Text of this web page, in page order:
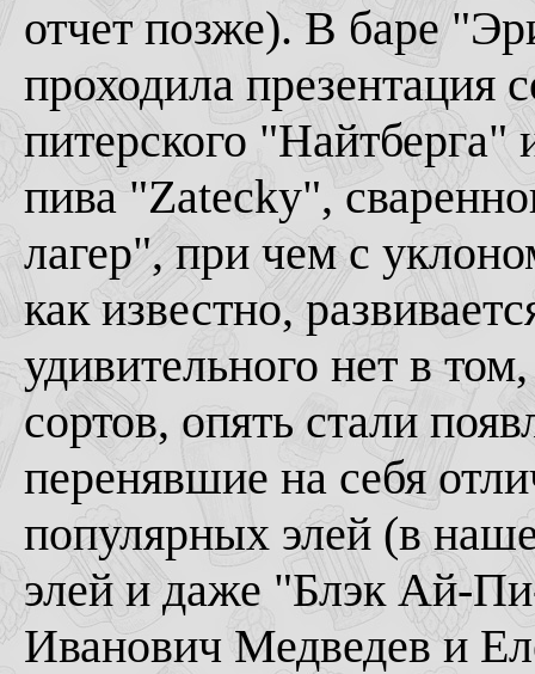
отчет позже). В баре
проходила презентация
питерского
пива "Zatecky",
лагер", при чем с
как известно,
удивительного нет в
сортов, опять стали
перенявшие на себя
популярных элей (в
элей и даже "Блэк Ай-
Иванович Медведев и